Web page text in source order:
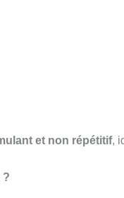
et non répétitif,
?